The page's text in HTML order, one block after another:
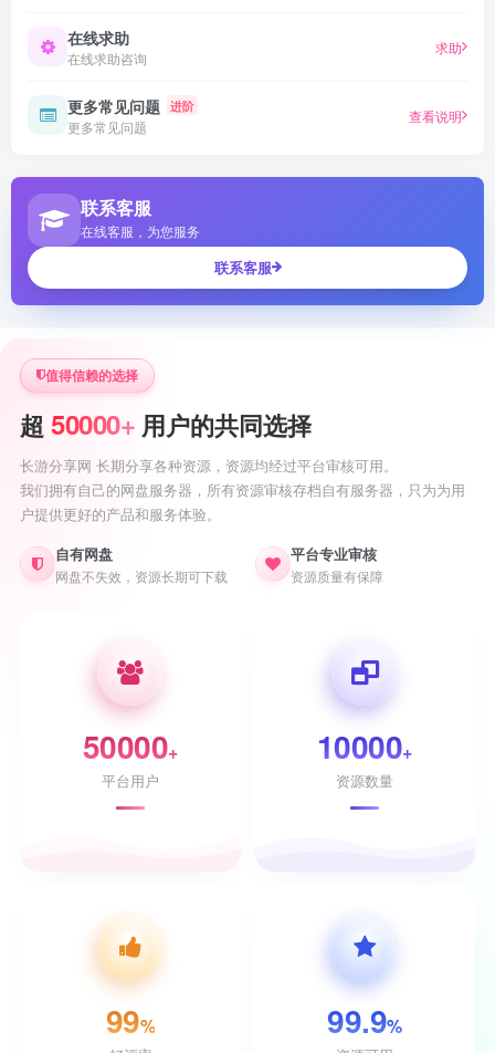
在线求助
在线求助咨询
求助
更多常见问题 进阶
更多常见问题
查看说明
联系客服
在线客服，为您服务
联系客服
值得信赖的选择
超 50000+ 用户的共同选择
长游分享网 长期分享各种资源，资源均经过平台审核可用。
我们拥有自己的网盘服务器，所有资源审核存档自有服务器，只为为用
户提供更好的产品和服务体验。
自有网盘
网盘不失效，资源长期可下载
平台专业审核
资源质量有保障
50000+
平台用户
10000+
资源数量
99% 99.9%